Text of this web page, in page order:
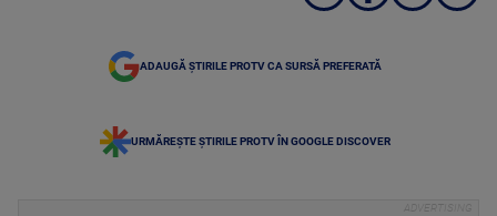
ADAUGĂ ȘTIRILE PROTV CA SURSĂ PREFERATĂ
URMĂREȘTE ȘTIRILE PROTV ÎN GOOGLE DISCOVER